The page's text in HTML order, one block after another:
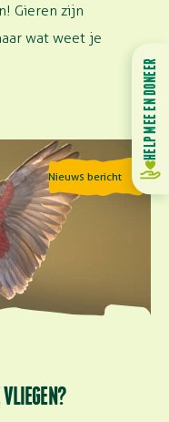
Gieren zijn
wat weet je
Nieuws bericht
VLIEGEN?
leuk om te vliegen? HELP MEE EN DONEER